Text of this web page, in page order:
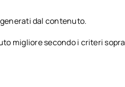
dal contenuto.
migliore secondo i criteri sopra